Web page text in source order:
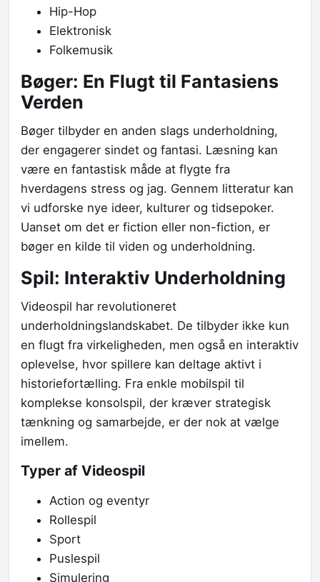
Hip-Hop
Elektronisk
Folkemusik
Bøger: En Flugt til Fantasiens
Verden
Bøger tilbyder en anden slags underholdning,
der engagerer sindet og fantasi. Læsning kan
være en fantastisk måde at flygte fra
hverdagens stress og jag. Gennem litteratur kan
vi udforske nye ideer, kulturer og tidsepoker.
Uanset om det er fiction eller non-fiction, er
bøger en kilde til viden og underholdning.
Spil: Interaktiv Underholdning
Videospil har revolutioneret
underholdningslandskabet. De tilbyder ikke kun
en flugt fra virkeligheden, men også en interaktiv
oplevelse, hvor spillere kan deltage aktivt i
historiefortælling. Fra enkle mobilspil til
komplekse konsolspil, der kræver strategisk
tænkning og samarbejde, er der nok at vælge
imellem.
Typer af Videospil
Action og eventyr
Rollespil
Sport
Puslespil
Simulering